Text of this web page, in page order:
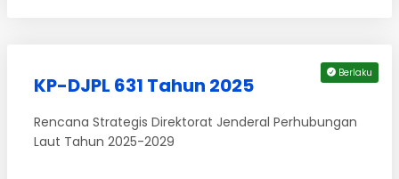
Berlaku
KP-DJPL 631 Tahun 2025
Rencana Strategis Direktorat Jenderal Perhubungan
Laut Tahun 2025-2029